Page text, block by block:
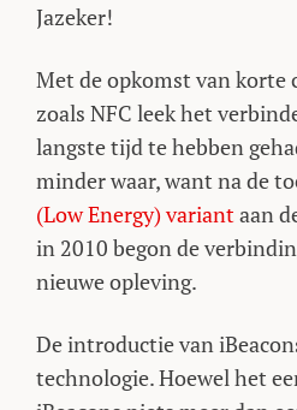
Jazeker!
Met de opkomst van korte
zoals NFC leek het
langste tijd te hebben
minder waar, want na de
(Low Energy) variant aan
in 2010 begon de
nieuwe opleving.
De introductie van
technologie. Hoewel het